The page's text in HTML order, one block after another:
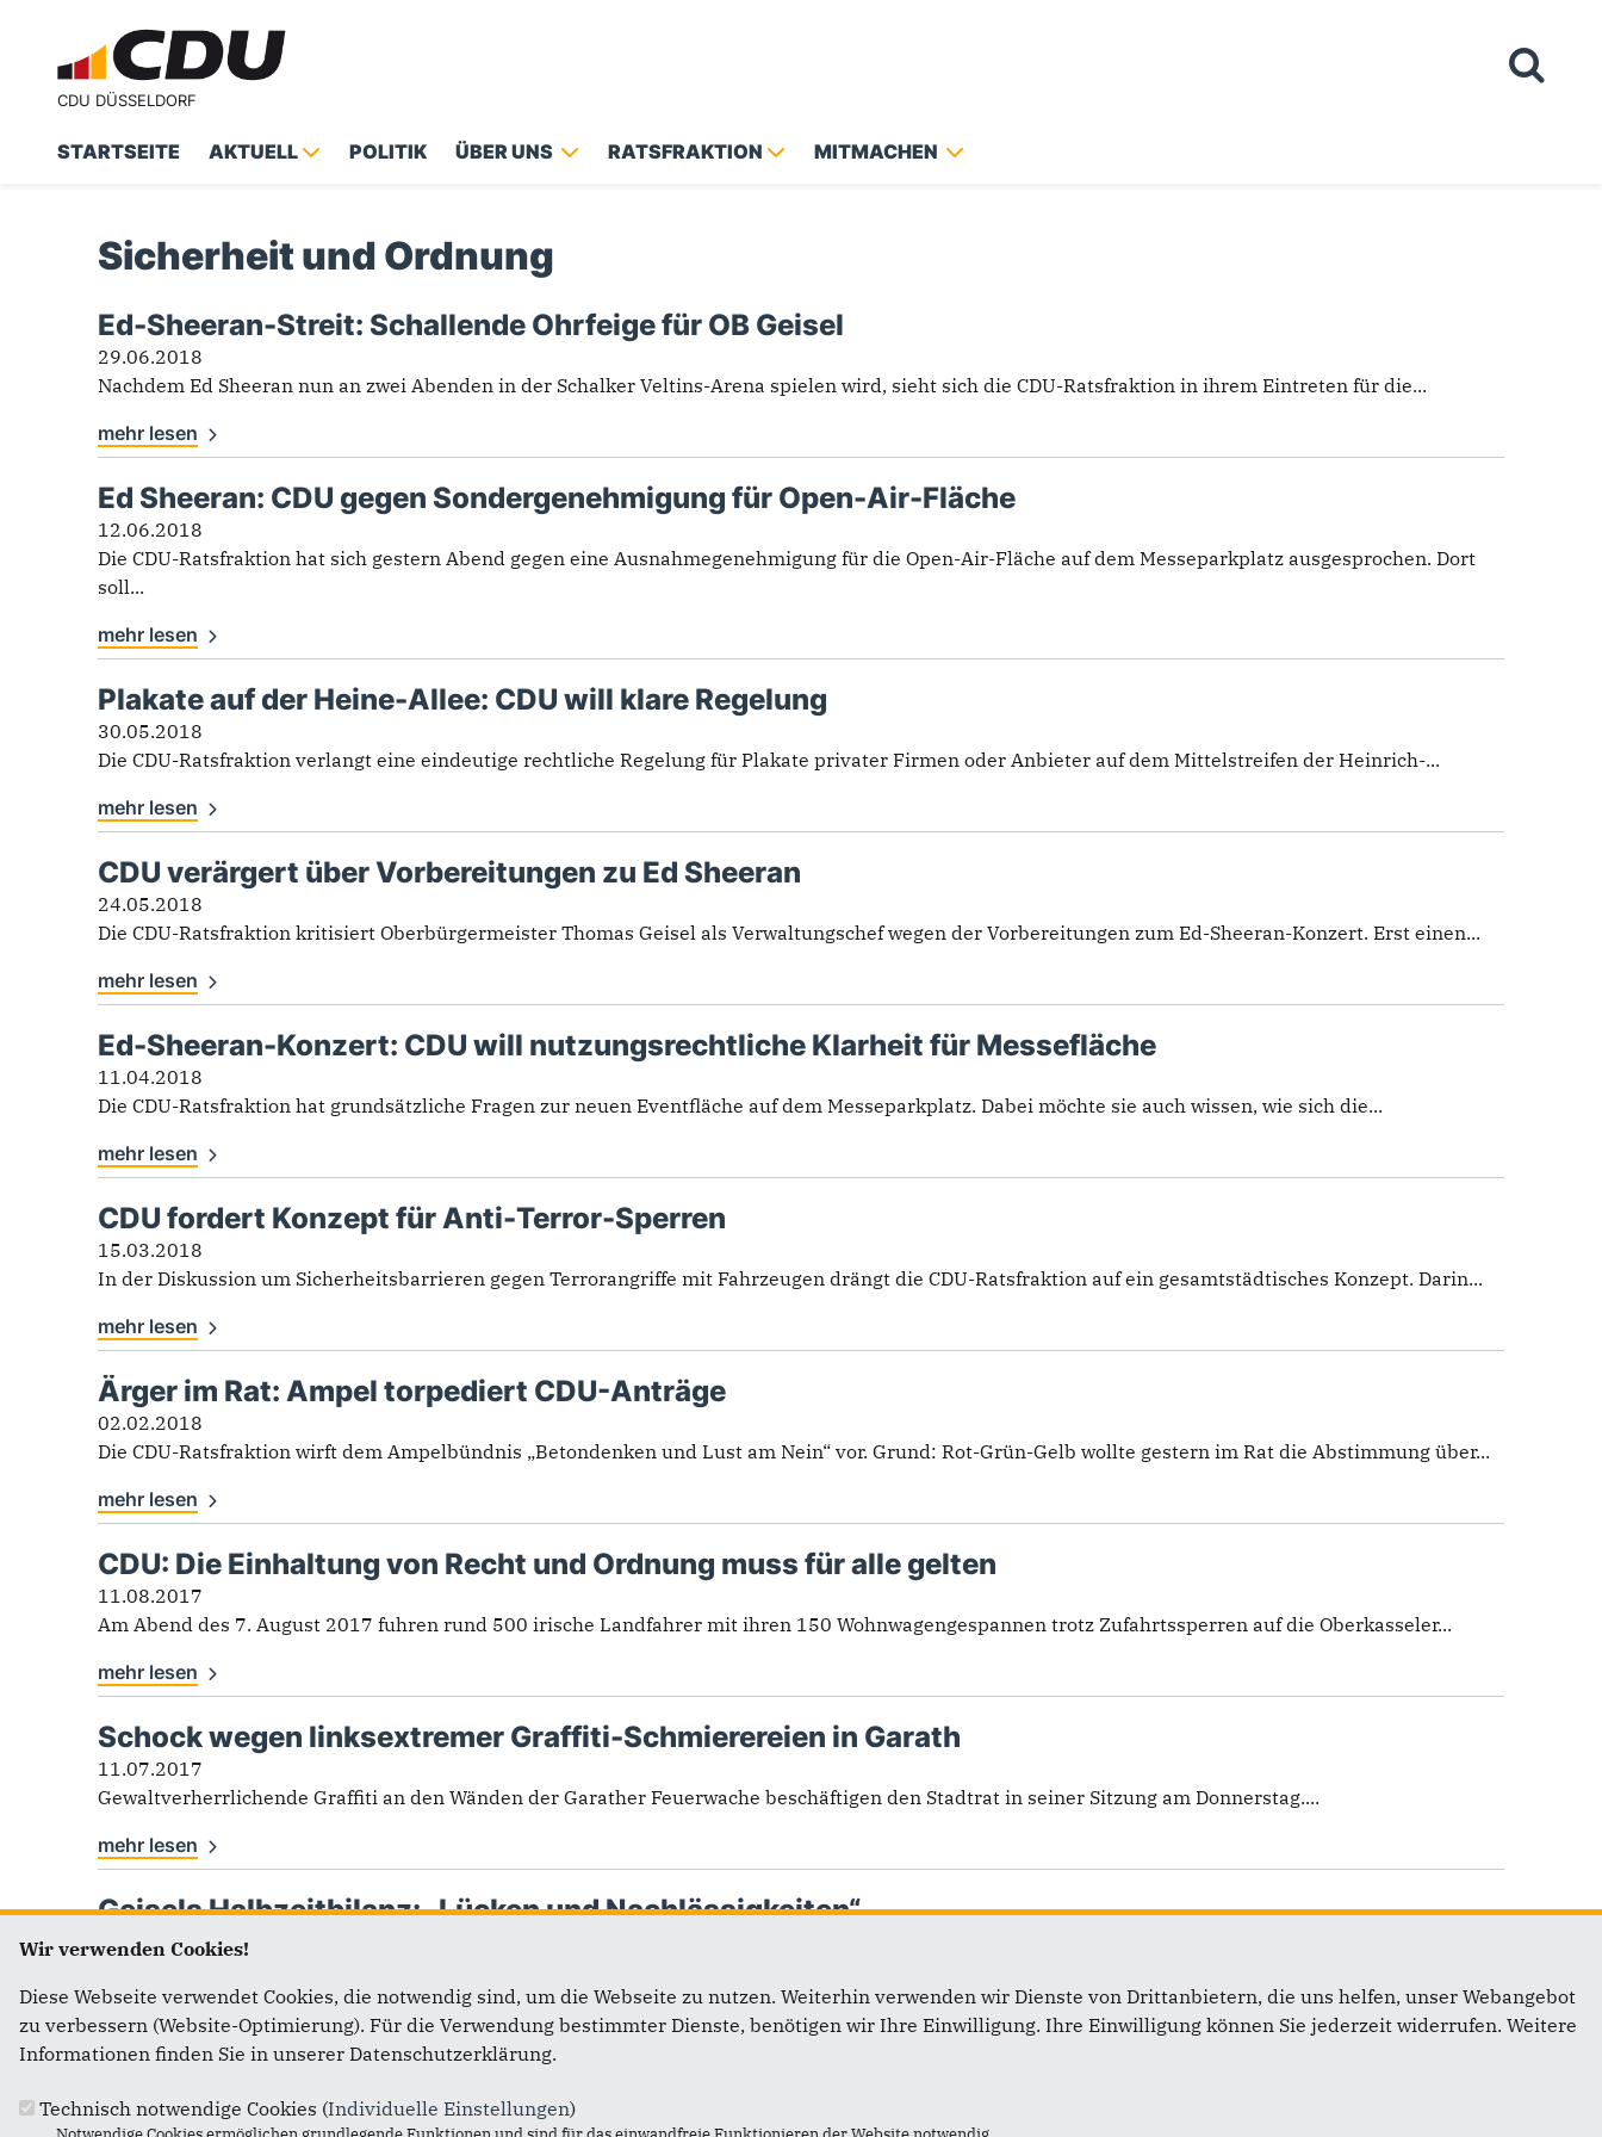
CDU DÜSSELDORF
STARTSEITE AKTUELL POLITIK ÜBER UNS RATSFRAKTION MITMACHEN
Sicherheit und Ordnung
Sicherheit und Ordnung
Ed-Sheeran-Streit: Schallende Ohrfeige für OB Geisel
29.06.2018
Nachdem Ed Sheeran nun an zwei Abenden in der Schalker Veltins-Arena spielen wird, sieht sich die CDU-Ratsfraktion in ihrem Eintreten für die...
mehr lesen
Ed Sheeran: CDU gegen Sondergenehmigung für Open-Air-Fläche
12.06.2018
Die CDU-Ratsfraktion hat sich gestern Abend gegen eine Ausnahmegenehmigung für die Open-Air-Fläche auf dem Messeparkplatz ausgesprochen. Dort
soll...
mehr lesen
Plakate auf der Heine-Allee: CDU will klare Regelung
30.05.2018
Die CDU-Ratsfraktion verlangt eine eindeutige rechtliche Regelung für Plakate privater Firmen oder Anbieter auf dem Mittelstreifen der Heinrich-...
mehr lesen
CDU verärgert über Vorbereitungen zu Ed Sheeran
24.05.2018
Die CDU-Ratsfraktion kritisiert Oberbürgermeister Thomas Geisel als Verwaltungschef wegen der Vorbereitungen zum Ed-Sheeran-Konzert. Erst einen...
mehr lesen
Ed-Sheeran-Konzert: CDU will nutzungsrechtliche Klarheit für Messefläche
11.04.2018
Die CDU-Ratsfraktion hat grundsätzliche Fragen zur neuen Eventfläche auf dem Messeparkplatz. Dabei möchte sie auch wissen, wie sich die...
mehr lesen
CDU fordert Konzept für Anti-Terror-Sperren
15.03.2018
In der Diskussion um Sicherheitsbarrieren gegen Terrorangriffe mit Fahrzeugen drängt die CDU-Ratsfraktion auf ein gesamtstädtisches Konzept. Darin...
mehr lesen
Ärger im Rat: Ampel torpediert CDU-Anträge
02.02.2018
Die CDU-Ratsfraktion wirft dem Ampelbündnis „Betondenken und Lust am Nein“ vor. Grund: Rot-Grün-Gelb wollte gestern im Rat die Abstimmung über...
mehr lesen
CDU: Die Einhaltung von Recht und Ordnung muss für alle gelten
11.08.2017
Am Abend des 7. August 2017 fuhren rund 500 irische Landfahrer mit ihren 150 Wohnwagengespannen trotz Zufahrtssperren auf die Oberkasseler...
mehr lesen
Schock wegen linksextremer Graffiti-Schmierereien in Garath
11.07.2017
Gewaltverherrlichende Graffiti an den Wänden der Garather Feuerwache beschäftigen den Stadtrat in seiner Sitzung am Donnerstag....
mehr lesen
Geisels Halbzeitbilanz: „Lücken und Nachlässigkeiten“
14.06.2017
mehr lesen
Seiten …
Wir verwenden Cookies!
Diese Webseite verwendet Cookies, die notwendig sind, um die Webseite zu nutzen. Weiterhin verwenden wir Dienste von Drittanbietern, die uns helfen, unser Webangebot
zu verbessern (Website-Optimierung). Für die Verwendung bestimmter Dienste, benötigen wir Ihre Einwilligung. Ihre Einwilligung können Sie jederzeit widerrufen. Weitere
Informationen finden Sie in unserer Datenschutzerklärung.
Technisch notwendige Cookies (Individuelle Einstellungen)